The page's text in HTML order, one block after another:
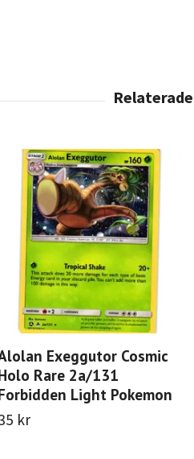
Exeggutor Cosmic
Rare 2a/131
Light Pokemon
kr